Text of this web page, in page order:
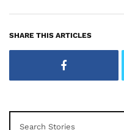
SHARE THIS ARTICLES